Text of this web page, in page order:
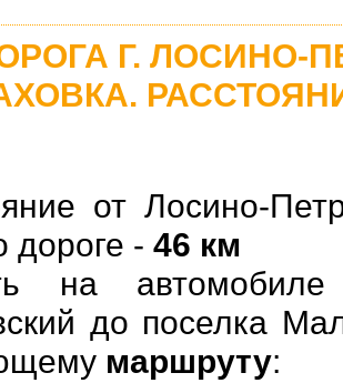
Г. ЛОСИНО-
от Лосино-
дороге - 46 км
на
до поселка
маршруту: